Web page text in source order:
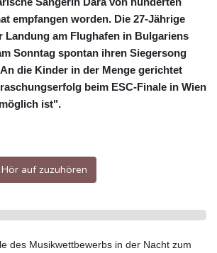
empfangen worden. Die 27-Jährige
Landung am Flughafen in Bulgariens
Sonntag spontan ihren Siegersong
die Kinder in der Menge gerichtet
beim ESC-Finale in Wien
ist".
Hör auf zuzuhören
des Musikwettbewerbs in der Nacht zum